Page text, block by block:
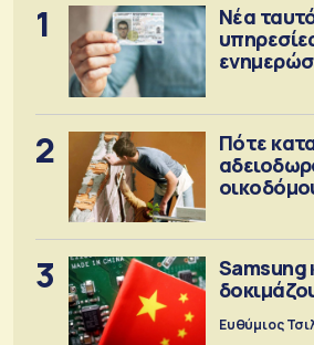
1
Νέα
2
Πότε
3
Samsung
Ευθύμιος